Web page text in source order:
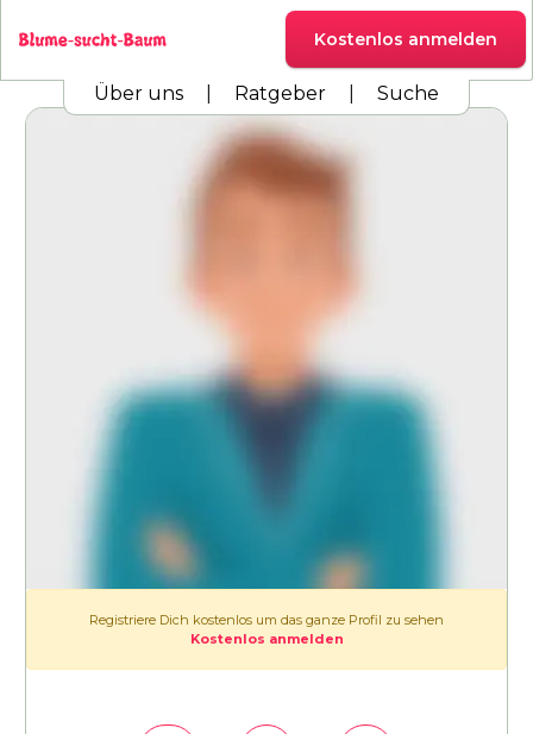
Kostenlos anmelden
Über uns Ratgeber Suche
Registriere Dich kostenlos um das ganze Profil zu sehen
Kostenlos anmelden